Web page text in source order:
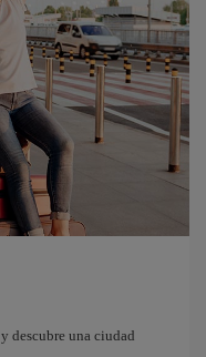
y descubre una ciudad